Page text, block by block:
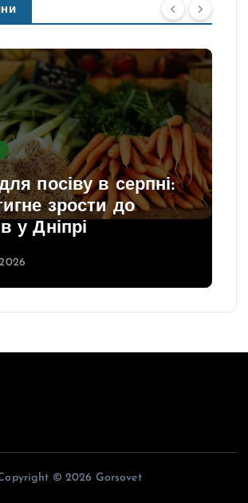
посіву в серпні:
зрости до
у Дніпрі
© 2026 Gorsovet